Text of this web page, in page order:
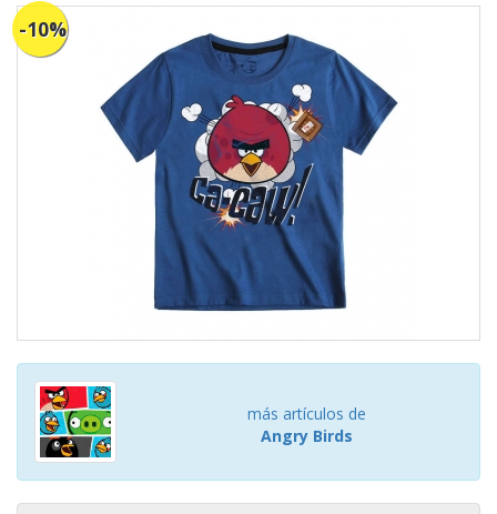
-10%
más artículos de
Angry Birds